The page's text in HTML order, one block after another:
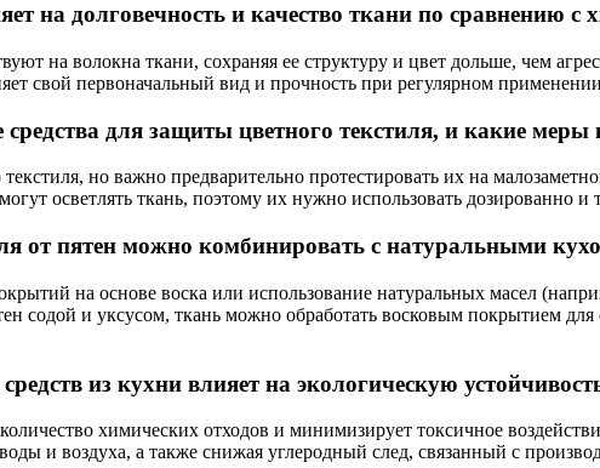
на долговечность и качество ткани по сравнению с
на волокна ткани, сохраняя ее структуру и цвет дольше, чем
свой первоначальный вид и прочность при регулярном
для защиты цветного текстиля, и какие меры
но важно предварительно протестировать их на
осветлять ткань, поэтому их нужно использовать дозированно и
от пятен можно комбинировать с натуральными
на основе воска или использование натуральных масел
содой и уксусом, ткань можно обработать восковым покрытием
из кухни влияет на экологическую
химических отходов и минимизирует токсичное
и воздуха, а также снижая углеродный след, связанный с